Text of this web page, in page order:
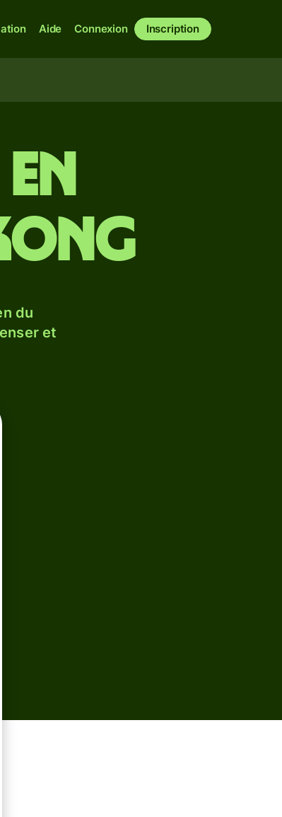
Aide Connexion Inscription
du
et